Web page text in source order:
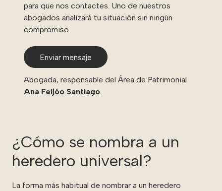
para que nos contactes. Uno de nuestros
abogados analizará tu situación sin ningún
compromiso
Enviar mensaje
Abogada, responsable del Área de Patrimonial
Ana Feijóo Santiago
¿Cómo se nombra a un
heredero universal?
La forma más habitual de nombrar a un heredero